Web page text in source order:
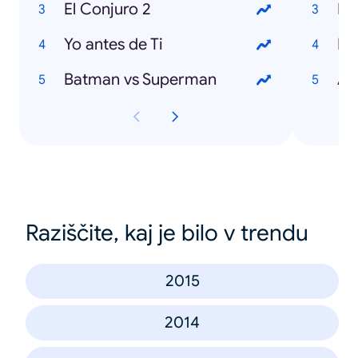
El Conjuro 2
Yo antes de Ti
Batman vs Superman
Raziščite, kaj je bilo v trendu
2015
2014